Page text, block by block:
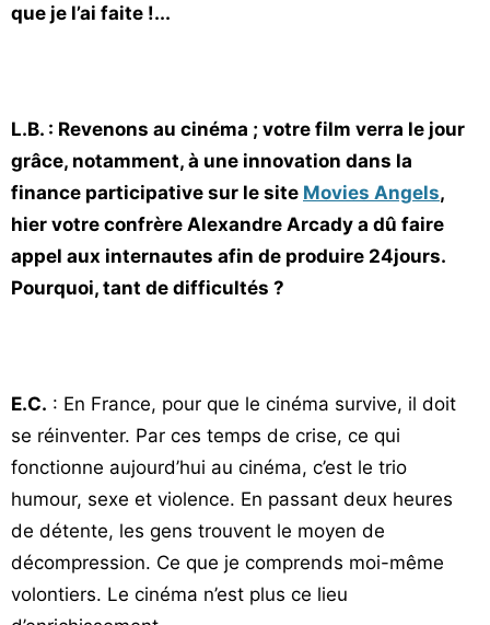
que je l’ai faite !...
L.B. : Revenons au cinéma ; votre film verra le jour
grâce, notamment, à une innovation dans la
finance participative sur le site Movies Angels,
hier votre confrère Alexandre Arcady a dû faire
appel aux internautes afin de produire 24jours.
Pourquoi, tant de difficultés ?
E.C. : En France, pour que le cinéma survive, il doit
se réinventer. Par ces temps de crise, ce qui
fonctionne aujourd’hui au cinéma, c’est le trio
humour, sexe et violence. En passant deux heures
de détente, les gens trouvent le moyen de
décompression. Ce que je comprends moi-même
volontiers. Le cinéma n’est plus ce lieu